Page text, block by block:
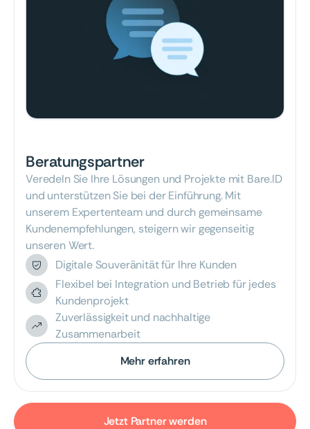
Beratungspartner
Veredeln Sie Ihre Lösungen und Projekte mit Bare.ID
und unterstützen Sie bei der Einführung. Mit
unserem Expertenteam und durch gemeinsame
Kundenempfehlungen, steigern wir gegenseitig
unseren Wert.
Digitale Souveränität für Ihre Kunden
Flexibel bei Integration und Betrieb für jedes
Kundenprojekt
Zuverlässigkeit und nachhaltige
Zusammenarbeit
Mehr erfahren
Jetzt Partner werden